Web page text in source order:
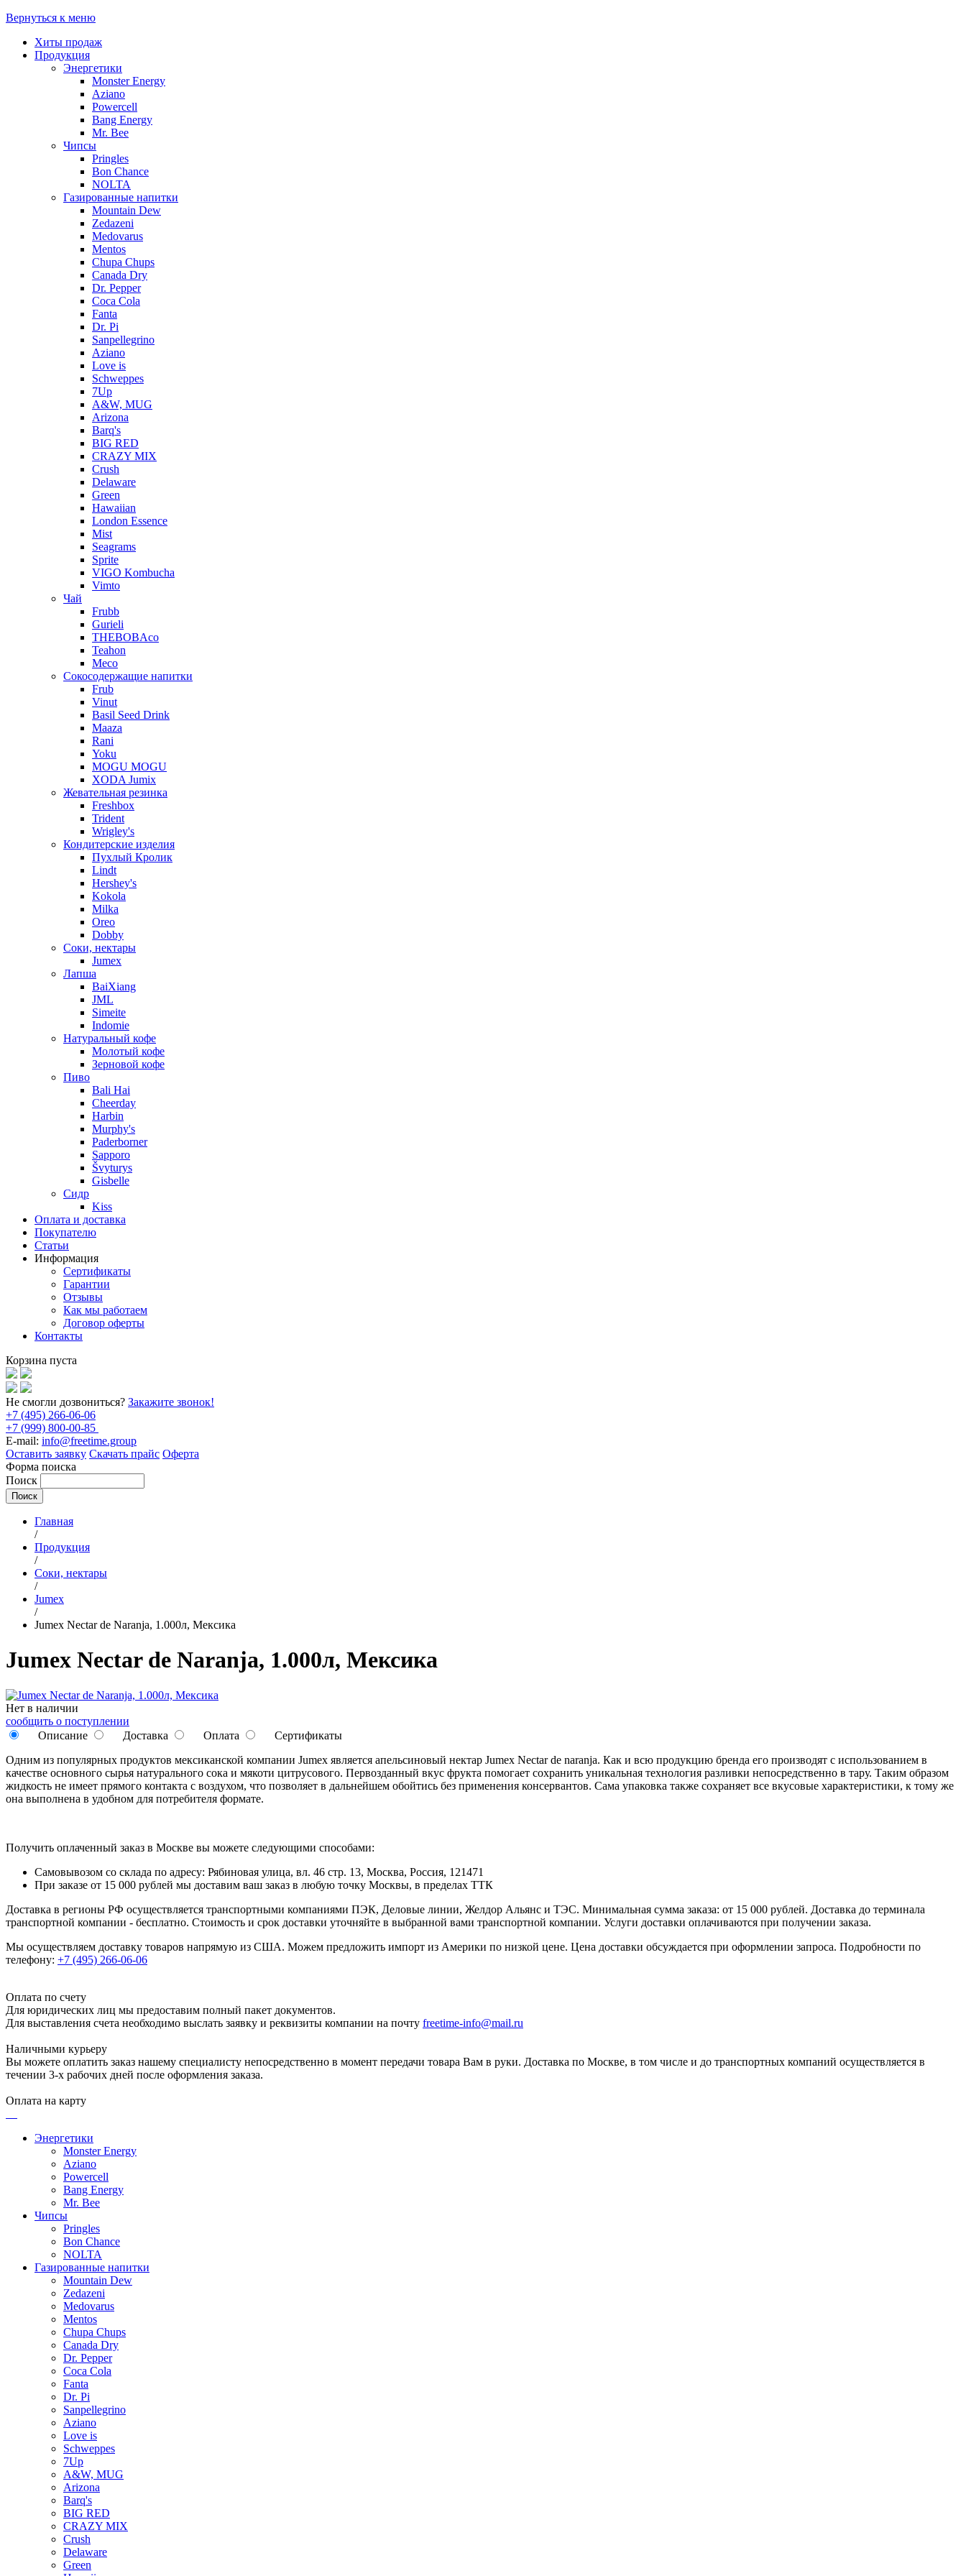
Вернуться к меню
Хиты продаж
Продукция
Энергетики
Monster Energy
Aziano
Powercell
Bang Energy
Mr. Bee
Чипсы
Pringles
Bon Chance
NOLTA
Газированные напитки
Mountain Dew
Zedazeni
Medovarus
Mentos
Chupa Chups
Canada Dry
Dr. Pepper
Coca Cola
Fanta
Dr. Pi
Sanpellegrino
Aziano
Love is
Schweppes
7Up
A&W, MUG
Arizona
Barq's
BIG RED
CRAZY MIX
Crush
Delaware
Green
Hawaiian
London Essence
Mist
Seagrams
Sprite
VIGO Kombucha
Vimto
Чай
Frubb
Gurieli
THEBOBAco
Teahon
Meco
Сокосодержащие напитки
Frub
Vinut
Basil Seed Drink
Maaza
Rani
Yoku
MOGU MOGU
XODA Jumix
Жевательная резинка
Freshbox
Trident
Wrigley's
Кондитерские изделия
Пухлый Кролик
Lindt
Hershey's
Kokola
Milka
Oreo
Dobby
Соки, нектары
Jumex
Лапша
BaiXiang
JML
Simeite
Indomie
Натуральный кофе
Молотый кофе
Зерновой кофе
Пиво
Bali Hai
Cheerday
Harbin
Murphy's
Paderborner
Sapporo
Švyturys
Gisbelle
Сидр
Kiss
Оплата и доставка
Покупателю
Статьи
Информация
Сертификаты
Гарантии
Отзывы
Как мы работаем
Договор оферты
Контакты
Корзина пуста
Не смогли дозвониться? Закажите звонок!
+7 (495) 266-06-06
+7 (999) 800-00-85
E-mail: info@freetime.group
Оставить заявку Скачать прайс Оферта
Форма поиска
Поиск
Главная
/
Продукция
/
Соки, нектары
/
Jumex
/
Jumex Nectar de Naranja, 1.000л, Мексика
Jumex Nectar de Naranja, 1.000л, Мексика
Нет в наличии
сообщить о поступлении
Описание
Доставка Оплата
Сертификаты
Одним из популярных продуктов мексиканской компании Jumex является апельсиновый нектар Jumex Nectar de naranja. Как и всю продукцию бренда его производят с использованием в
качестве основного сырья натурального сока и мякоти цитрусового. Первозданный вкус фрукта помогает сохранить уникальная технология разливки непосредственно в тару. Таким образом
жидкость не имеет прямого контакта с воздухом, что позволяет в дальнейшем обойтись без применения консервантов. Сама упаковка также сохраняет все вкусовые характеристики, к тому же
она выполнена в удобном для потребителя формате.
Получить оплаченный заказ в Москве вы можете следующими способами:
Самовывозом со склада по адресу: Рябиновая улица, вл. 46 стр. 13, Москва, Россия, 121471
При заказе от 15 000 рублей мы доставим ваш заказ в любую точку Москвы, в пределах ТТК
Доставка в регионы РФ осуществляется транспортными компаниями ПЭК, Деловые линии, Желдор Альянс и ТЭС. Минимальная сумма заказа: от 15 000 рублей. Доставка до терминала
транспортной компании - бесплатно. Стоимость и срок доставки уточняйте в выбранной вами транспортной компании. Услуги доставки оплачиваются при получении заказа.
Мы осуществляем доставку товаров напрямую из США. Можем предложить импорт из Америки по низкой цене. Цена доставки обсуждается при оформлении запроса. Подробности по
телефону: +7 (495) 266-06-06
Оплата по счету
Для юридических лиц мы предоставим полный пакет документов.
Для выставления счета необходимо выслать заявку и реквизиты компании на почту freetime-info@mail.ru
Наличными курьеру
Вы можете оплатить заказ нашему специалисту непосредственно в момент передачи товара Вам в руки. Доставка по Москве, в том числе и до транспортных компаний осуществляется в
течении 3-х рабочих дней после оформления заказа.
Оплата на карту
Энергетики
Monster Energy
Aziano
Powercell
Bang Energy
Mr. Bee
Чипсы
Pringles
Bon Chance
NOLTA
Газированные напитки
Mountain Dew
Zedazeni
Medovarus
Mentos
Chupa Chups
Canada Dry
Dr. Pepper
Coca Cola
Fanta
Dr. Pi
Sanpellegrino
Aziano
Love is
Schweppes
7Up
A&W, MUG
Arizona
Barq's
BIG RED
CRAZY MIX
Crush
Delaware
Green